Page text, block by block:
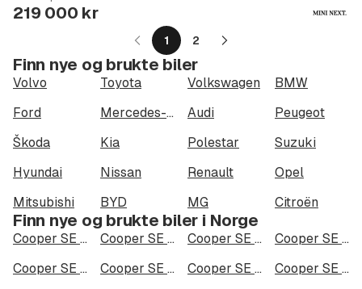
Type
Year
Type
219 000 kr
1 2
Neste
Finn nye og brukte biler
Volvo Toyota Volkswagen
BMW
Ford
Mercedes-Benz Audi
Peugeot
Škoda
Kia Polestar
Suzuki
Hyundai
Nissan Renault
Opel
Mitsubishi
BYD MG Citroën
Finn nye og brukte biler i Norge
Cooper SE i Oslo Cooper SE i Bergen Cooper SE i Trondheim
Cooper SE i Stavanger
Cooper SE i Kristiansand
Cooper SE i Fredrikstad Cooper SE i Drammen
Cooper SE i Skien